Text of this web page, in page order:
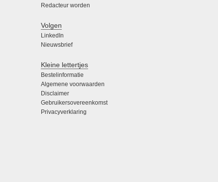
Redacteur worden
Volgen
LinkedIn
Nieuwsbrief
Kleine lettertjes
Bestelinformatie
Algemene voorwaarden
Disclaimer
Gebruikersovereenkomst
Privacyverklaring